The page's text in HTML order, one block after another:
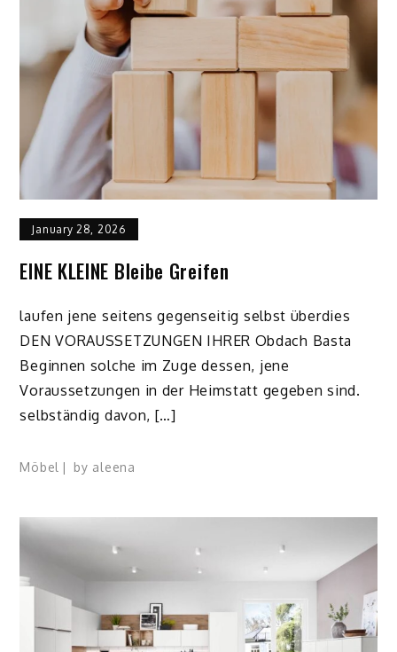
January 28, 2026
EINE KLEINE Bleibe Greifen
laufen jene seitens gegenseitig selbst überdies
DEN VORAUSSETZUNGEN IHRER Obdach Basta
Beginnen solche im Zuge dessen, jene
Voraussetzungen in der Heimstatt gegeben sind.
selbständig davon, […]
Möbel by aleena